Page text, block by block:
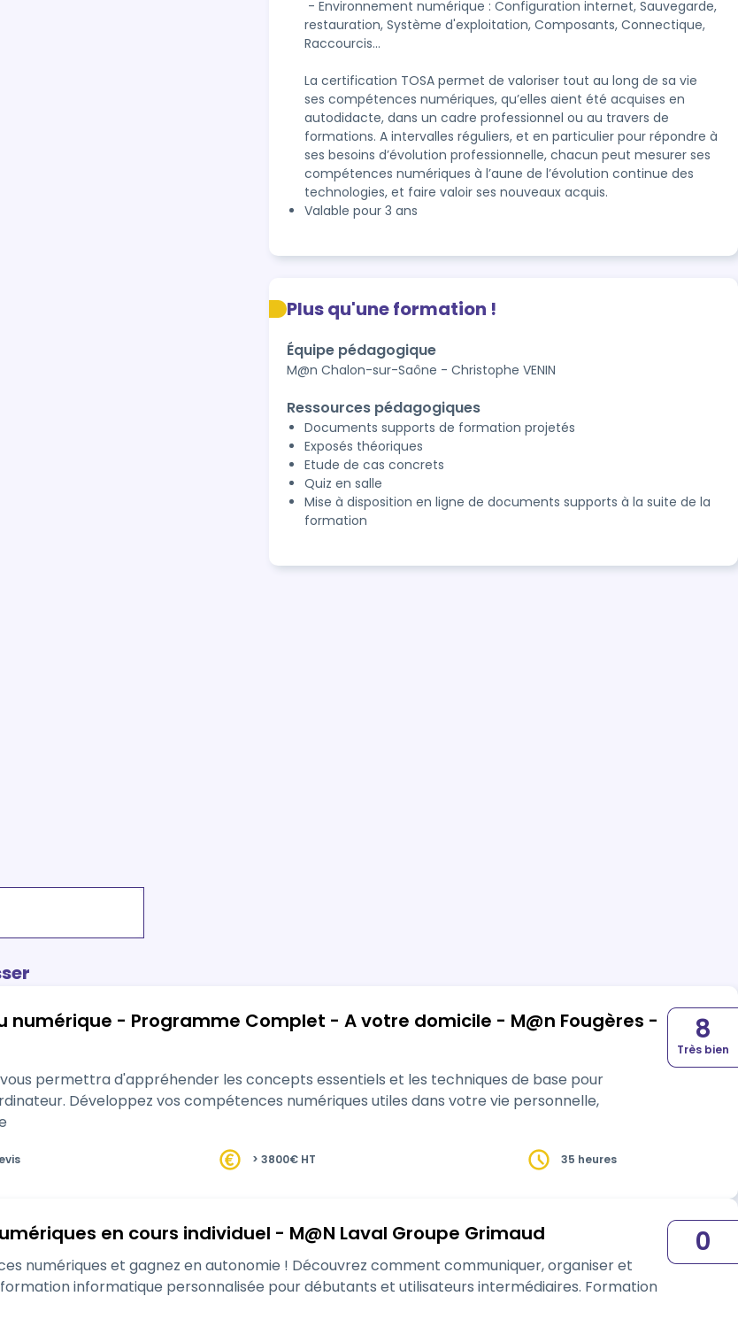
restauration, Système d'exploitation, Composants, Connectique,
Raccourcis...
La certification TOSA permet de valoriser tout au long de sa vie
ses compétences numériques, qu’elles aient été acquises en
autodidacte, dans un cadre professionnel ou au travers de
formations. A intervalles réguliers, et en particulier pour répondre à
ses besoins d’évolution professionnelle, chacun peut mesurer ses
compétences numériques à l’aune de l’évolution continue des
technologies, et faire valoir ses nouveaux acquis.
Valable pour 3 ans
Plus qu'une formation !
Équipe pédagogique
M@n Chalon-sur-Saône - Christophe VENIN
Ressources pédagogiques
Documents supports de formation projetés
Exposés théoriques
Etude de cas concrets
Quiz en salle
Mise à disposition en ligne de documents supports à la suite de la
formation
domicile - M@n Fougères -
permettra d'appréhender les concepts essentiels et les techniques de base pour
votre vie personnelle,
8
Très bien
> 3800€ HT 35 heures
en cours individuel - M@N Laval Groupe Grimaud
numériques et gagnez en autonomie ! Découvrez comment communiquer, organiser et
informatique personnalisée pour débutants et utilisateurs intermédiaires. Formation
0